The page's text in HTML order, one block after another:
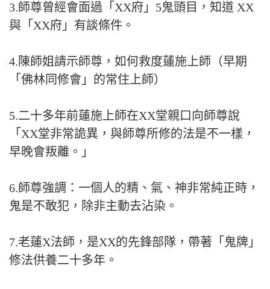
3.師尊曾經會面過「XX府」5鬼頭目，知道 XX
與「XX府」有談條件。
4.陳師姐請示師尊，如何救度蓮施上師（早期
「佛林同修會」的常住上師）
5.二十多年前蓮施上師在XX堂親口向師尊說
「XX堂非常詭異，與師尊所修的法是不一樣，
早晚會叛離。」
6.師尊強調：一個人的精、氣、神非常純正時，
鬼是不敢犯，除非主動去沾染。
7.老蓮X法師，是XX的先鋒部隊，帶著「鬼牌」
修法供養二十多年。